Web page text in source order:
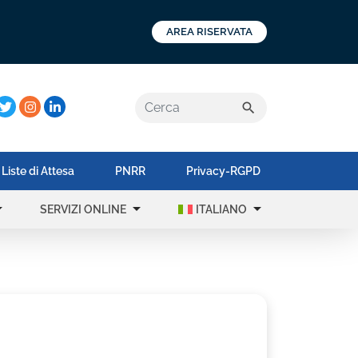
AREA RISERVATA
search
Liste di Attesa PNRR Privacy-RGPD
SERVIZI ONLINE arrow_drop_down ITALIANO arrow_drop_down